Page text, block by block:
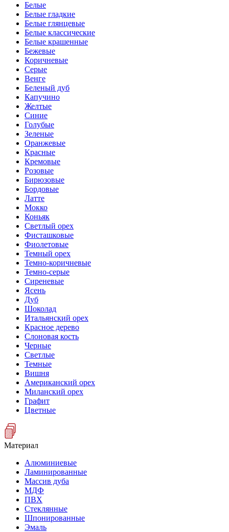
Белые
Белые гладкие
Белые глянцевые
Белые классические
Белые крашенные
Бежевые
Коричневые
Серые
Венге
Беленый дуб
Капучино
Желтые
Синие
Голубые
Зеленые
Оранжевые
Красные
Кремовые
Розовые
Бирюзовые
Бордовые
Латте
Мокко
Коньяк
Светлый орех
Фисташковые
Фиолетовые
Темный орех
Темно-коричневые
Темно-серые
Сиреневые
Ясень
Дуб
Шоколад
Итальянский орех
Красное дерево
Слоновая кость
Черные
Светлые
Темные
Вишня
Американский орех
Миланский орех
Графит
Цветные
Материал
Алюминиевые
Ламинированные
Массив дуба
МДФ
ПВХ
Стеклянные
Шпонированные
Эмаль